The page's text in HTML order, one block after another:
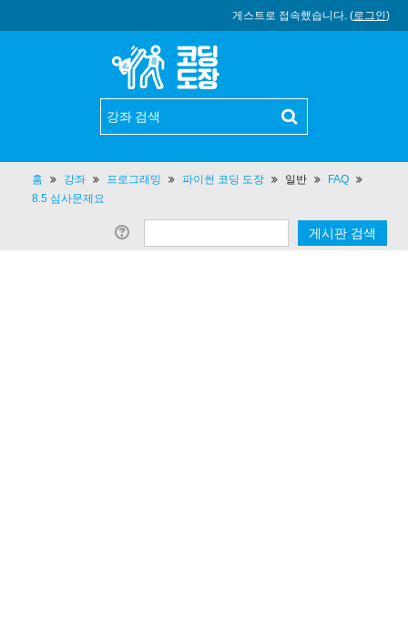
게스트로 접속했습니다. (로그인)
홈 강좌 프로그래밍 파이썬 코딩 도장 일반
FAQ
8.5 심사문제요